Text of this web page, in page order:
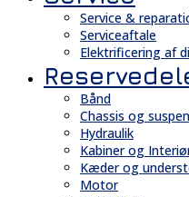
Service &
Serviceaftale
Elektrificering af
Bånd
Chassis og
Hydraulik
Kabiner og
Kæder og
Motor